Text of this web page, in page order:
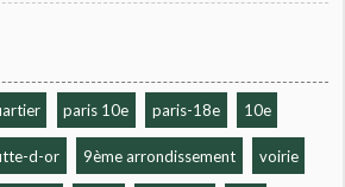
paris 10e paris-18e 10e
d-or 9ème arrondissement voirie